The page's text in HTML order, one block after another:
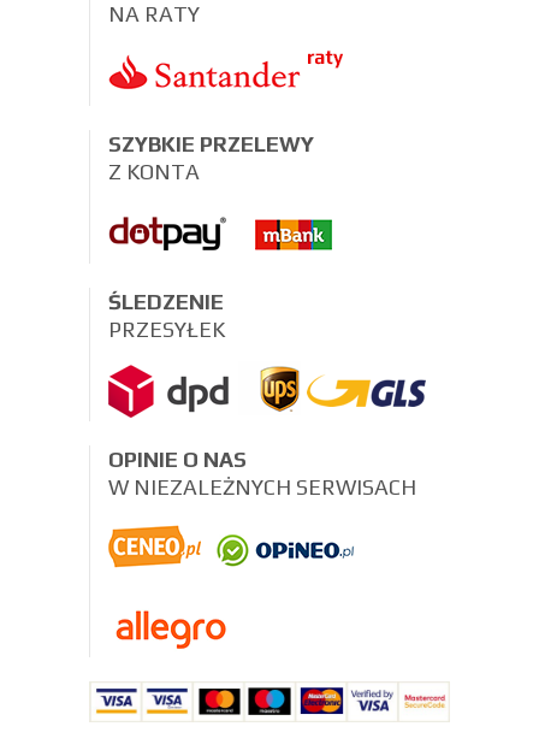
NA RATY
SZYBKIE PRZELEWY
Z KONTA
ŚLEDZENIE
PRZESYŁEK
OPINIE O NAS
W NIEZALEŻNYCH SERWISACH